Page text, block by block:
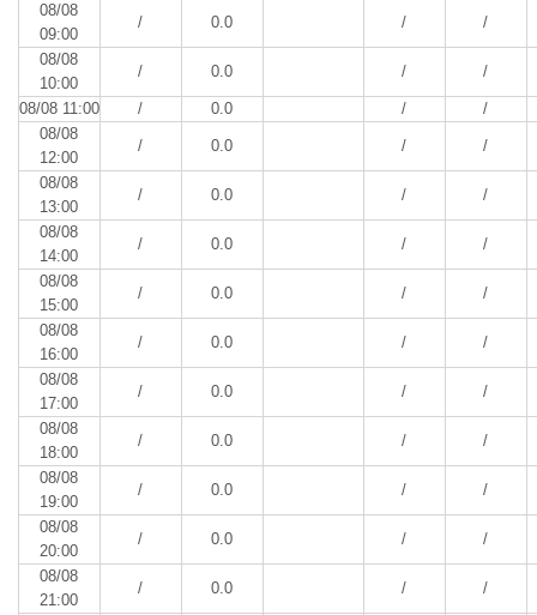
08/08
09:00
/ 0.0 / /
08/08
10:00
/ 0.0 / /
08/08 11:00 / 0.0 /
/
08/08
12:00
/ 0.0 / /
08/08
13:00
/ 0.0 / /
08/08
14:00
/ 0.0 / /
08/08
15:00
/ 0.0 / /
08/08
16:00
/ 0.0 / /
08/08
17:00
/ 0.0 / /
08/08
18:00
/ 0.0 / /
08/08
19:00
/ 0.0 / /
08/08
20:00
/ 0.0 / /
08/08
21:00
/ 0.0 / /